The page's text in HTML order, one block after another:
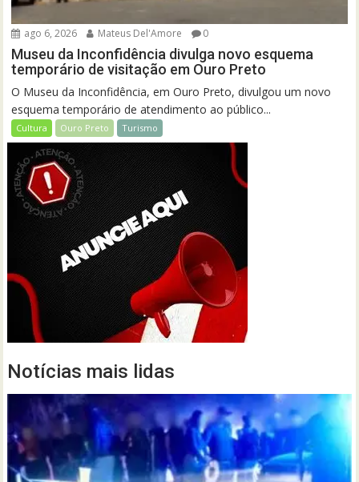
ago 6, 2026 Mateus Del'Amore 0
Museu da Inconfidência divulga novo esquema
temporário de visitação em Ouro Preto
O Museu da Inconfidência, em Ouro Preto, divulgou um novo
esquema temporário de atendimento ao público...
Cultura Ouro Preto Turismo
Notícias mais lidas